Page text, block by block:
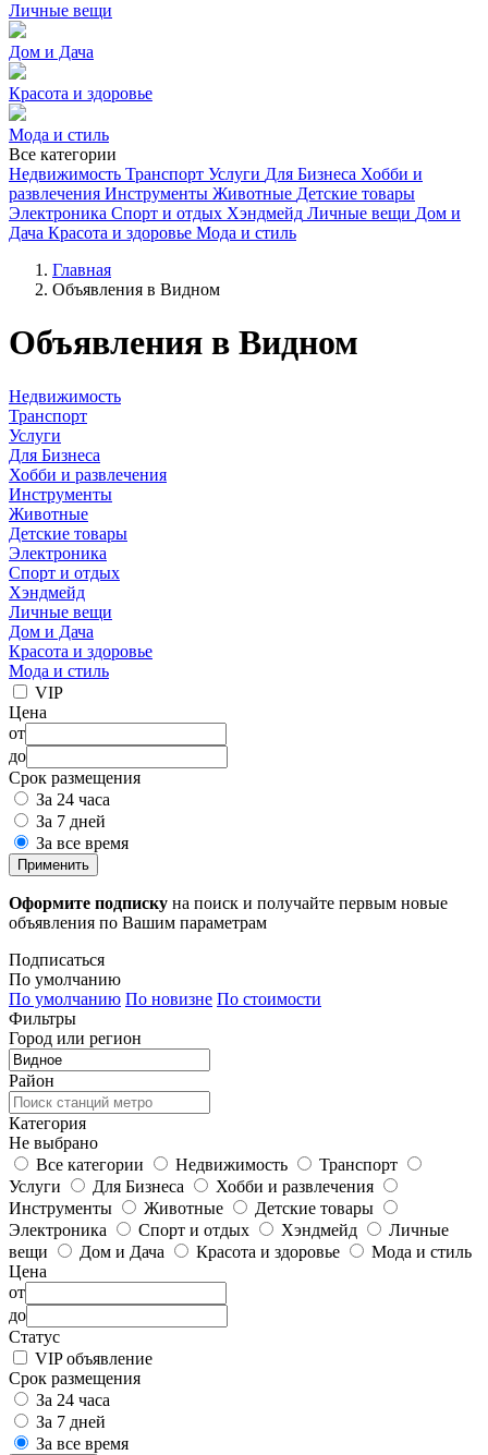
Личные вещи
Дом и Дача
Красота и здоровье
Мода и стиль
Все категории
Недвижимость Транспорт Услуги Для Бизнеса Хобби и
развлечения Инструменты Животные Детские товары
Электроника Спорт и отдых Хэндмейд Личные вещи Дом и
Дача Красота и здоровье Мода и стиль
Главная
Объявления в Видном
Объявления в Видном
Недвижимость
Транспорт
Услуги
Для Бизнеса
Хобби и развлечения
Инструменты
Животные
Детские товары
Электроника
Спорт и отдых
Хэндмейд
Личные вещи
Дом и Дача
Красота и здоровье
Мода и стиль
VIP
Цена
от
до
Срок размещения
За 24 часа
За 7 дней
За все время
Применить
Оформите подписку на поиск и получайте первым новые
объявления по Вашим параметрам
Подписаться
По умолчанию
По умолчанию По новизне По стоимости
Фильтры
Город или регион
Район
Категория
Не выбрано
Все категории
Недвижимость
Транспорт
Услуги
Для Бизнеса
Хобби и развлечения
Инструменты
Животные
Детские товары
Электроника
Спорт и отдых Хэндмейд
Личные
вещи
Дом и Дача Красота и здоровье
Мода и стиль
Цена
от
до
Статус
VIP объявление
Срок размещения
За 24 часа
За 7 дней
За все время